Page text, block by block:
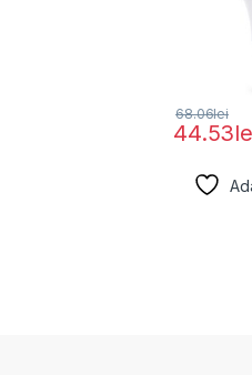
44.53
68.06lei